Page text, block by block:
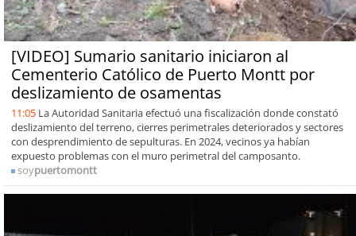
[VIDEO] Sumario sanitario iniciaron al
Cementerio Católico de Puerto Montt por
deslizamiento de osamentas
11:05 La Autoridad Sanitaria efectuó una fiscalización donde constató
deslizamiento del terreno, cierres perimetrales deteriorados y sectores
con desprendimiento de sepulturas. En 2024, vecinos ya habían
expuesto problemas con el muro perimetral del camposanto.
soypuertomontt